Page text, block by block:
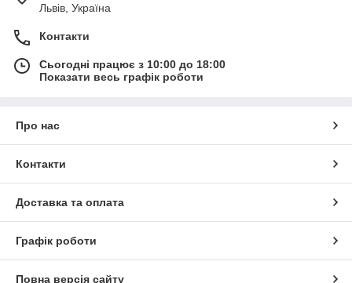
Львів, Україна
Контакти
Сьогодні працює з 10:00 до 18:00
Показати весь графік роботи
Про нас
Контакти
Доставка та оплата
Графік роботи
Повна версія сайту